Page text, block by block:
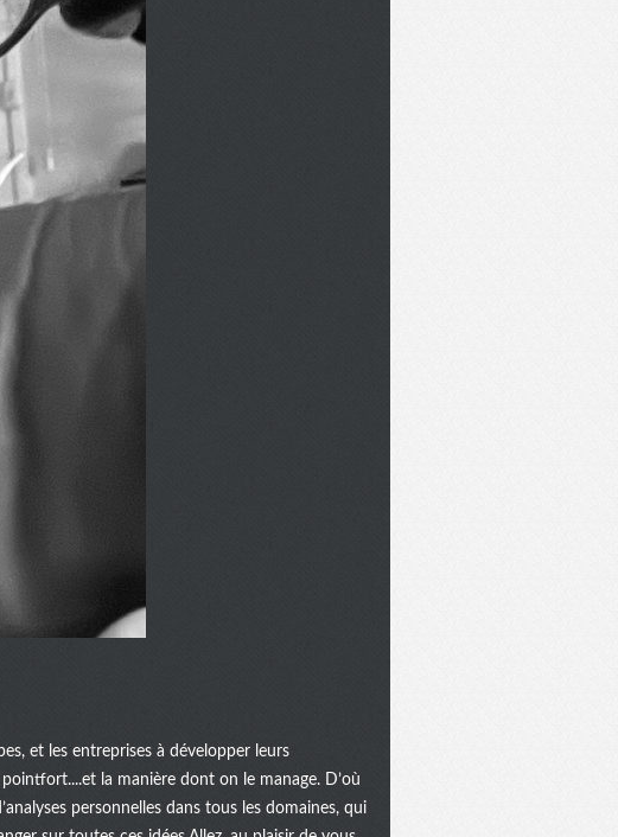
et les entreprises à développer leurs
la manière dont on le manage. D’où
personnelles dans tous les domaines, qui